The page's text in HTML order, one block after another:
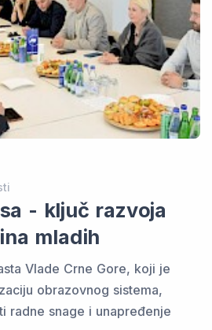
- ključ razvoja
mladih
Vlade Crne Gore, koji je
obrazovnog sistema,
radne snage i unapređenje